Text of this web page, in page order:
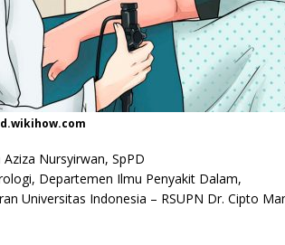
Aziza Nursyirwan, SpPD
Departemen Ilmu Penyakit Dalam,
Universitas Indonesia – RSUPN Dr. Cipto